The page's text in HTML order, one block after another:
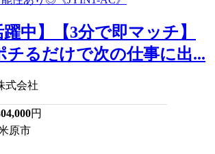
躍中】【3分で即マッチ】
チるだけで次の仕事に出...
式会社
円
原市